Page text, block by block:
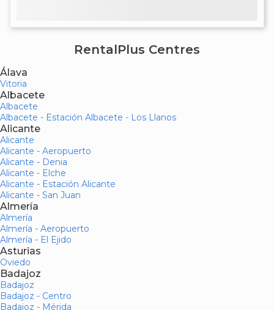
RentalPlus Centres
Álava
Vitoria
Albacete
Albacete
Albacete - Estación Albacete - Los Llanos
Alicante
Alicante
Alicante - Aeropuerto
Alicante - Denia
Alicante - Elche
Alicante - Estación Alicante
Alicante - San Juan
Almería
Almería
Almería - Aeropuerto
Almería - El Ejido
Asturias
Oviedo
Badajoz
Badajoz
Badajoz - Centro
Badajoz - Mérida